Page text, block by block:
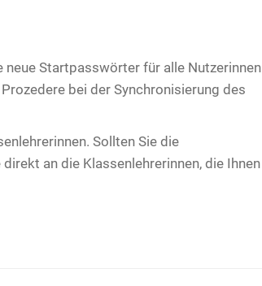
neue Startpasswörter für alle Nutzerinnen
bei der Synchronisierung des
Sollten Sie die
an die Klassenlehrerinnen, die Ihnen